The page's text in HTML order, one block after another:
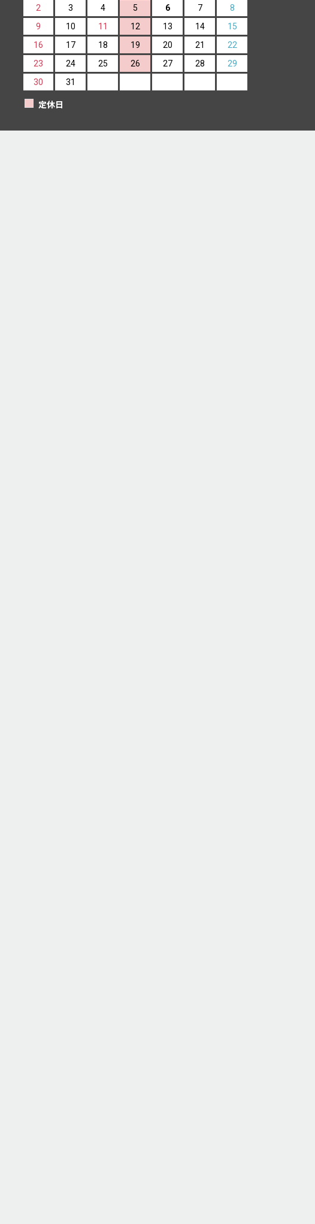
2
3 4 5 6 7
8
9
10 11 12 13 14
15
16
17 18 19 20 21
22
23
24 25 26 27 28
29
30
31
定休日